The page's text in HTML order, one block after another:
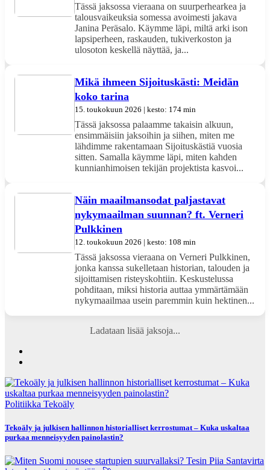
Tässä jaksossa vieraana on suurperhearkea ja
talousvaikeuksia somessa avoimesti jakava
Janina Peräsalo. Käymme läpi, miltä arki ison
lapsiperheen, raskauden, tukiverkoston ja
ulosoton keskellä näyttää, ja...
Mikä ihmeen Sijoituskästi: Meidän
koko tarina
15. toukokuun 2026 | kesto: 174 min
Tässä jaksossa palaamme takaisin alkuun,
ensimmäisiin jaksoihin ja siihen, miten me
lähdimme rakentamaan Sijoituskästiä vuosia
sitten. Samalla käymme läpi, miten kahden
kunnianhimoisen tekijän projektista kasvoi...
Näin maailmansodat paljastavat
nykymaailman suunnan? ft. Verneri
Pulkkinen
12. toukokuun 2026 | kesto: 108 min
Tässä jaksossa vieraana on Verneri Pulkkinen,
jonka kanssa sukelletaan historian, talouden ja
sijoittamisen risteyskohtiin. Keskustelussa
pohditaan, miksi historia auttaa ymmärtämään
nykymaailmaa usein paremmin kuin hektinen...
Ladataan lisää jaksoja...
Politiikka Tekoäly
Tekoäly ja julkisen hallinnon historialliset kerrostumat – Kuka uskaltaa
purkaa menneisyyden painolastin?